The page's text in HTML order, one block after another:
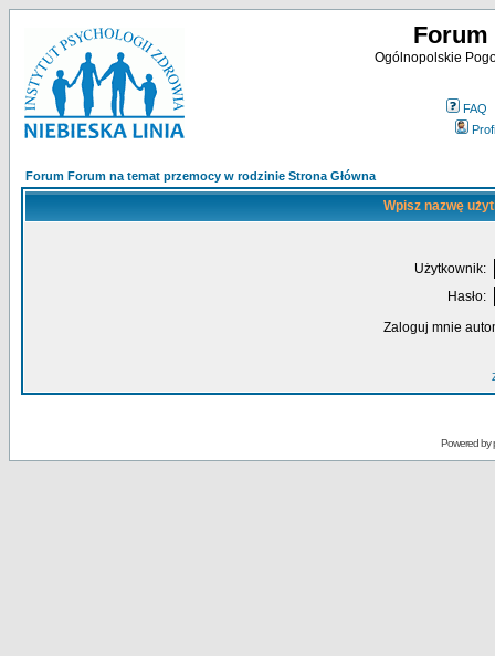
Forum
Ogólnopolskie
FAQ
Forum Forum na temat przemocy w rodzinie Strona Główna
Wpisz nazwę
Użytkownik:
Hasło:
Zaloguj mnie
Powered by